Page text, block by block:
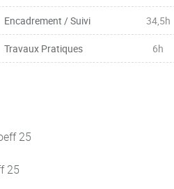
Encadrement / Suivi 34,5h
Travaux Pratiques 6h
25
25